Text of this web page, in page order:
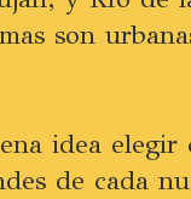
son
idea elegir
de cada